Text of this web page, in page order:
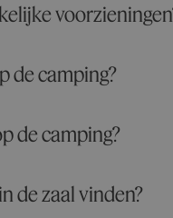
de camping?
de camping?
de zaal vinden?